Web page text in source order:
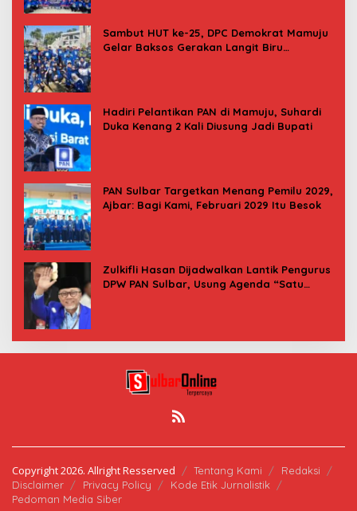
Sambut HUT ke-25, DPC Demokrat Mamuju
Gelar Baksos Gerakan Langit Biru
Hadiri Pelantikan PAN di Mamuju, Suhardi
Duka Kenang 2 Kali Diusung Jadi Bupati
PAN Sulbar Targetkan Menang Pemilu 2029,
Ajbar: Bagi Kami, Februari 2029 Itu Besok
Zulkifli Hasan Dijadwalkan Lantik Pengurus
DPW PAN Sulbar, Usung Agenda “Satu
Copyright 2026. Allright Resserved Tentang Kami
Redaksi
Disclaimer
Privacy Policy
Kode Etik Jurnalistik
Pedoman Media Siber